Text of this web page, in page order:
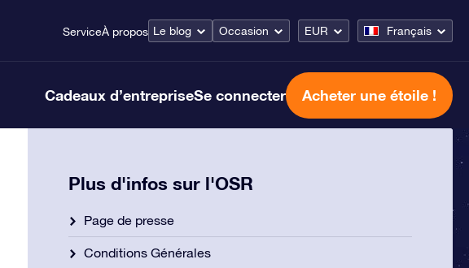
ServiceÀ propos Le blog Occasion EUR Français
Cadeaux d’entrepriseSe connecter Acheter une étoile !
Plus d'infos sur l'OSR
Page de presse
Conditions Générales